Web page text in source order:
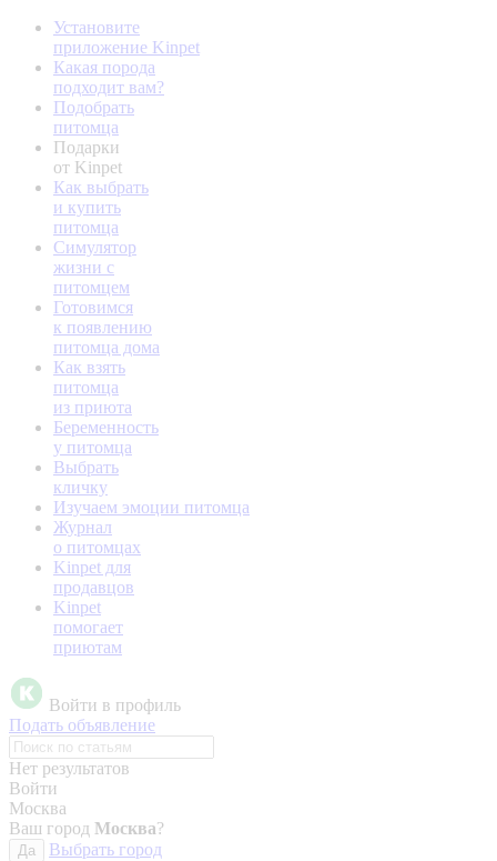
Установите
приложение Kinpet
Какая порода
подходит вам?
Подобрать
питомца
Подарки
от Kinpet
Как выбрать
и купить
питомца
Симулятор
жизни с
питомцем
Готовимся
к появлению
питомца дома
Как взять
питомца
из приюта
Беременность
у питомца
Выбрать
кличку
Изучаем эмоции питомца
Журнал
о питомцах
Kinpet для
продавцов
Kinpet
помогает
приютам
Войти в профиль
Подать объявление
Нет результатов
Войти
Москва
Ваш город Москва?
Да
Выбрать город